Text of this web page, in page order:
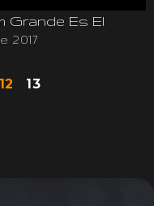
Grande Es El
2017
12 13